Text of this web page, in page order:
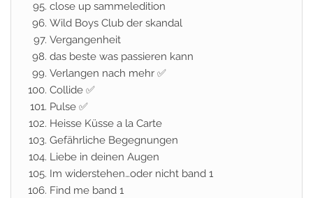
close up sammeledition
Wild Boys Club der skandal
Vergangenheit
das beste was passieren kann
Verlangen nach mehr ✅
Collide ✅
Pulse ✅
Heisse Küsse a la Carte
Gefährliche Begegnungen
Liebe in deinen Augen
Im widerstehen…oder nicht band 1
Find me band 1